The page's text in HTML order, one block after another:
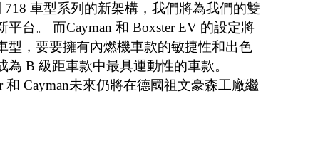
車型系列的新架構，我們將為我們的雙
台。 而Cayman 和 Boxster EV 的設定將
型，要要擁有內燃機車款的敏捷性和出色
B 級距車款中最具運動性的車款。
和 Cayman未來仍將在德國祖文豪森工廠繼